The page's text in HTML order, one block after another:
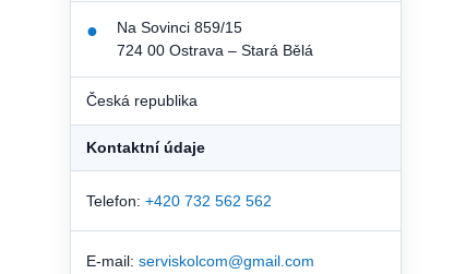
●
Na Sovinci 859/15
724 00 Ostrava – Stará Bělá
Česká republika
Kontaktní údaje
Telefon: +420 732 562 562
E-mail: serviskolcom@gmail.com